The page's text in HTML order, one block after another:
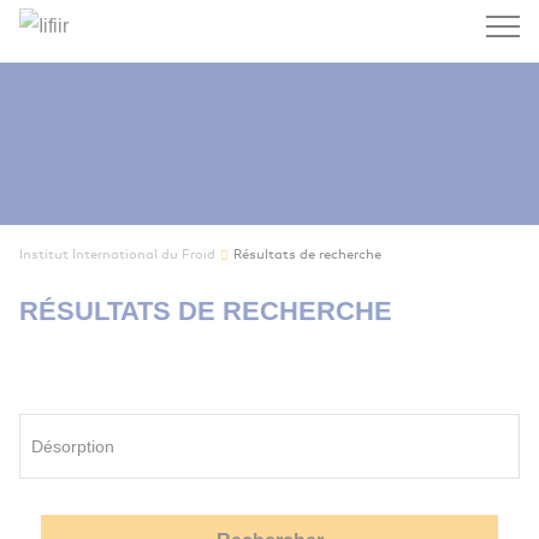
Institut International du Froid Résultats de recherche
RÉSULTATS DE RECHERCHE